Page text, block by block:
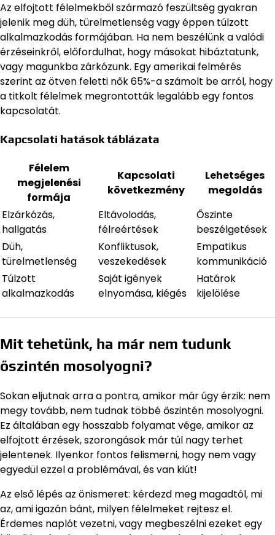
Az elfojtott félelmekből származó feszültség gyakran
jelenik meg düh, türelmetlenség vagy éppen túlzott
alkalmazkodás formájában. Ha nem beszélünk a valódi
érzéseinkről, előfordulhat, hogy másokat hibáztatunk,
vagy magunkba zárkózunk. Egy amerikai felmérés
szerint az ötven feletti nők 65%-a számolt be arról, hogy
a titkolt félelmek megrontották legalább egy fontos
kapcsolatát.
Kapcsolati hatások táblázata
Félelem
megjelenési
formája
Kapcsolati
következmény
Lehetséges
megoldás
Elzárkózás,
hallgatás
Eltávolodás,
félreértések
Őszinte
beszélgetések
Düh,
türelmetlenség
Konfliktusok,
veszekedések
Empatikus
kommunikáció
Túlzott
alkalmazkodás
Saját igények
elnyomása, kiégés
Határok
kijelölése
Mit tehetünk, ha már nem tudunk
őszintén mosolyogni?
Sokan eljutnak arra a pontra, amikor már úgy érzik: nem
megy tovább, nem tudnak többé őszintén mosolyogni.
Ez általában egy hosszabb folyamat vége, amikor az
elfojtott érzések, szorongások már túl nagy terhet
jelentenek. Ilyenkor fontos felismerni, hogy nem vagy
egyedül ezzel a problémával, és van kiút!
Az első lépés az önismeret: kérdezd meg magadtól, mi
az, ami igazán bánt, milyen félelmeket rejtesz el.
Érdemes naplót vezetni, vagy megbeszélni ezeket egy